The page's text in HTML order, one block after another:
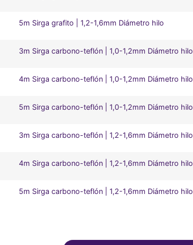
5m Sirga grafito | 1,2-1,6mm Diámetro hilo
3m Sirga carbono-teflón | 1,0-1,2mm Diámetro hilo
4m Sirga carbono-teflón | 1,0-1,2mm Diámetro hilo
5m Sirga carbono-teflón | 1,0-1,2mm Diámetro hilo
3m Sirga carbono-teflón | 1,2-1,6mm Diámetro hilo
4m Sirga carbono-teflón | 1,2-1,6mm Diámetro hilo
5m Sirga carbono-teflón | 1,2-1,6mm Diámetro hilo